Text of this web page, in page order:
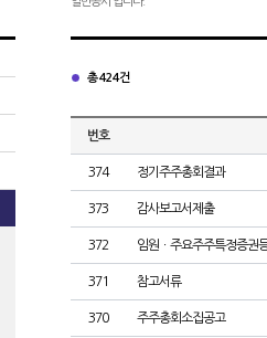
총 424건
번호
374 정기주주총회결과
373 감사보고서제출
372 임원ㆍ주요주주특정증권
371 참고서류
370 주주총회소집공고